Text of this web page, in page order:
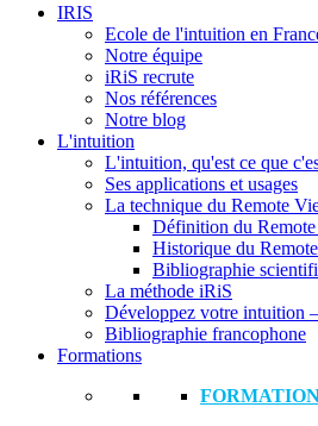
IRIS
Ecole de l'intuition en
Notre équipe
iRiS recrute
Nos références
Notre blog
L'intuition
L'intuition, qu'est ce que
Ses applications et usages
La technique du Remote
Définition du
Historique du
Bibliographie
La méthode iRiS
Développez votre intuition
Bibliographie francophone
Formations